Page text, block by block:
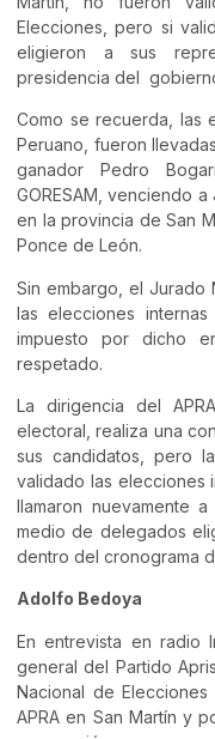
Elecciones, pero si
eligieron a sus
presidencia del
Como se recuerda, las
Peruano, fueron
ganador Pedro
GORESAM, venciendo
en la provincia de San
Ponce de León.
Sin embargo, el Jurado
las elecciones
impuesto por dicho
respetado.
La dirigencia del
electoral, realiza una
sus candidatos, pero
validado las elecciones
llamaron nuevamente
medio de delegados
dentro del cronograma
Adolfo Bedoya
En entrevista en radio
general del Partido
Nacional de
APRA en San Martín y